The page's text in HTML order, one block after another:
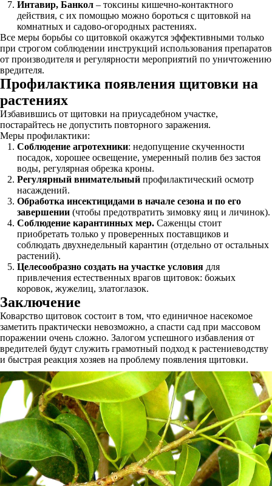
Интавир, Банкол – токсины кишечно-контактного
действия, с их помощью можно бороться с щитовкой на
комнатных и садово-огородных растениях.
Все меры борьбы со щитовкой окажутся эффективными только
при строгом соблюдении инструкций использования препаратов
от производителя и регулярности мероприятий по уничтожению
вредителя.
Профилактика появления щитовки на
растениях
Избавившись от щитовки на приусадебном участке,
постарайтесь не допустить повторного заражения.
Меры профилактики:
Соблюдение агротехники: недопущение скученности
посадок, хорошее освещение, умеренный полив без застоя
воды, регулярная обрезка кроны.
Регулярный внимательный профилактический осмотр
насаждений.
Обработка инсектицидами в начале сезона и по его
завершении (чтобы предотвратить зимовку яиц и личинок).
Соблюдение карантинных мер. Саженцы стоит
приобретать только у проверенных поставщиков и
соблюдать двухнедельный карантин (отдельно от остальных
растений).
Целесообразно создать на участке условия для
привлечения естественных врагов щитовок: божьих
коровок, жужелиц, златоглазок.
Заключение
Коварство щитовок состоит в том, что единичное насекомое
заметить практически невозможно, а спасти сад при массовом
поражении очень сложно. Залогом успешного избавления от
вредителей будут служить грамотный подход к растениеводству
и быстрая реакция хозяев на проблему появления щитовки.